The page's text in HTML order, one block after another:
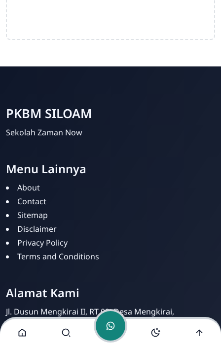
PKBM SILOAM
Sekolah Zaman Now
Menu Lainnya
About
Contact
Sitemap
Disclaimer
Privacy Policy
Terms and Conditions
Alamat Kami
Jl. Dusun Mengkirai II, RT 02, Desa Mengkirai,
Kecamatan kayan Hilir, Kabupaten Sintang, Provinsi
Kalimantan Barat, 78693.